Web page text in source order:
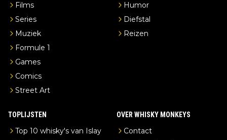
Films
Series
Muziek
Formule 1
Games
Comics
Street Art
Humor
Diefstal
Reizen
TOPLIJSTEN
Top 10 whisky's van Islay
OVER WHISKY MONKEYS
Contact